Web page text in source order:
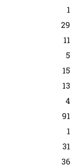
1
29
11
5
15
13
4
91
1
31
36